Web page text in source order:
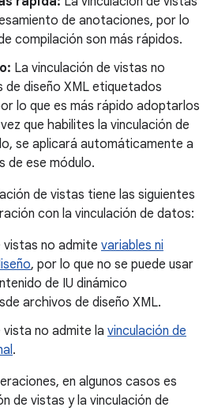
de anotaciones, por lo
compilación son más rápidos.
La vinculación de vistas no
de diseño XML etiquetados
lo que es más rápido adoptarlos
que habilites la vinculación de
se aplicará automáticamente a
de ese módulo.
de vistas tiene las siguientes
con la vinculación de datos:
vistas no admite variables ni
, por lo que no se puede usar
de IU dinámico
archivos de diseño XML.
vista no admite la vinculación de
.
en algunos casos es
de vistas y la vinculación de